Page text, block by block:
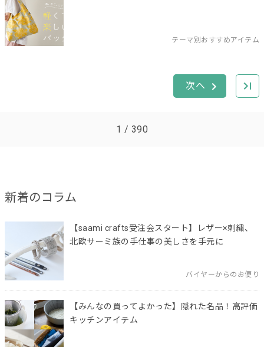
テーマ別おすすめアイテム
1 / 390
新着のコラム
【saami crafts受注会スタート】レザー×刺繍、
北欧サーミ族の手仕事の美しさを手元に
バイヤーからのお便り
【みんなの買ってよかった】隠れた名品！高評価
キッチンアイテム